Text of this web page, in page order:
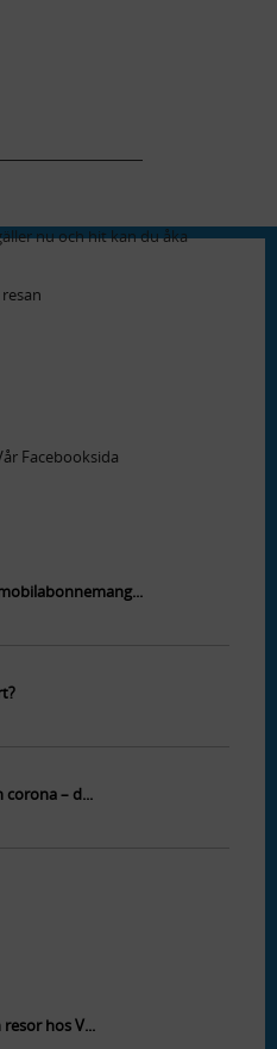
nu och hit kan du åka
Facebooksida
corona – d...
hos V...